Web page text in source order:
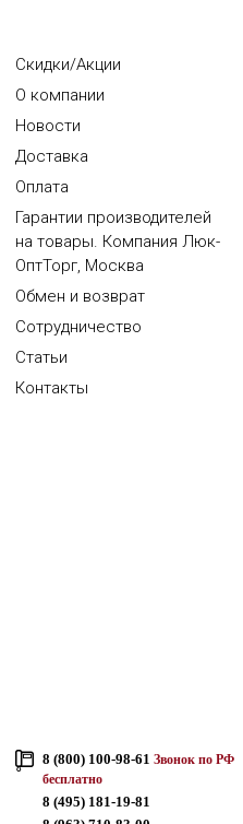
Скидки/Акции
О компании
Новости
Доставка
Оплата
Гарантии производителей
на товары. Компания Люк-
ОптТорг, Москва
Обмен и возврат
Сотрудничество
Статьи
Контакты
8 (800) 100-98-61 Звонок по РФ
бесплатно
8 (495) 181-19-81